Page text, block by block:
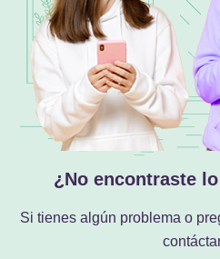
¿No encontraste
Si tienes algún problema o